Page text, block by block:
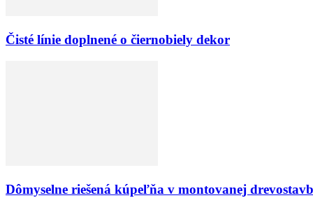
Čisté línie doplnené o čiernobiely dekor
Dômyselne riešená kúpeľňa v montovanej